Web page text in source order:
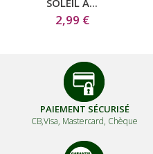
2,99 €
PAIEMENT SÉCURISÉ
CB,Visa, Mastercard, Chèque